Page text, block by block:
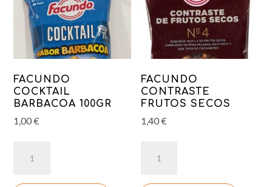
FACUNDO
COCKTAIL
BARBACOA 100GR
1,00€
COCKTAIL
FACUNDO
CONTRASTE
FRUTOS SECOS
1,40€
CONTRASTE